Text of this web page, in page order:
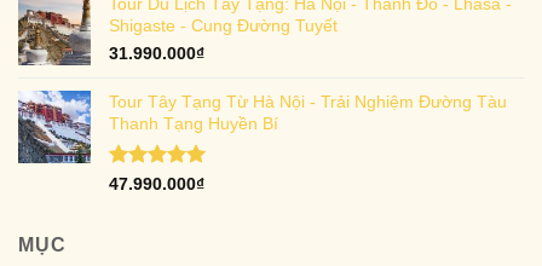
Tour Du Lịch Tây Tạng: Hà Nội - Thành Đô - Lhasa -
31.990.000₫
Tour Tây Tạng Từ Hà Nội - Trải Nghiệm Đường Tàu
Thanh Tạng Huyền Bí